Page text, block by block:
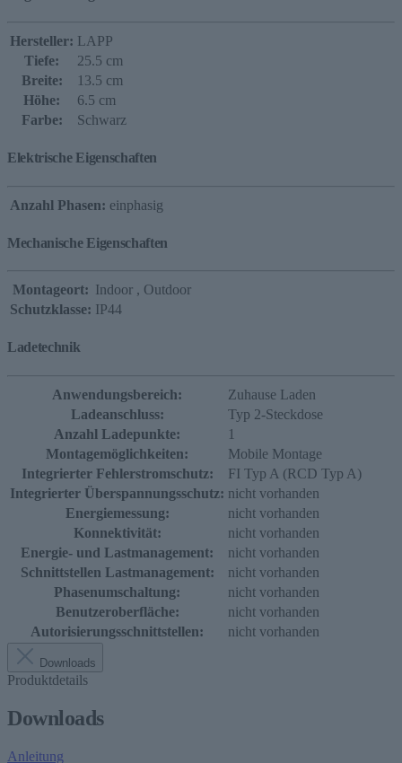
Hersteller: LAPP
Tiefe:
25.5 cm
Breite:
13.5 cm
Höhe:
6.5 cm
Farbe:
Schwarz
Elektrische Eigenschaften
Anzahl Phasen: einphasig
Mechanische Eigenschaften
Montageort: Indoor , Outdoor
Schutzklasse: IP44
Ladetechnik
Anwendungsbereich:
Zuhause Laden
Ladeanschluss:
Typ 2-Steckdose
Anzahl Ladepunkte:
1
Montagemöglichkeiten:
Mobile Montage
Integrierter Fehlerstromschutz:
FI Typ A (RCD Typ A)
Integrierter Überspannungsschutz: nicht vorhanden
Energiemessung:
nicht vorhanden
Konnektivität:
nicht vorhanden
Energie- und Lastmanagement:
nicht vorhanden
Schnittstellen Lastmanagement:
nicht vorhanden
Phasenumschaltung:
nicht vorhanden
Benutzeroberfläche:
nicht vorhanden
Autorisierungsschnittstellen:
nicht vorhanden
Downloads
Produktdetails
Downloads
Anleitung